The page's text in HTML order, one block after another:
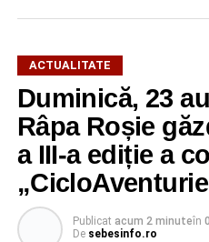
ACTUALITATE
Duminică, 23
Râpa Roșie
a III-a ediție a
Publicat acum 2 minuteîn
De sebesinfo.ro